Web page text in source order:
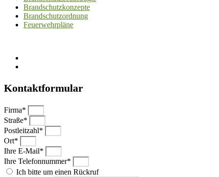
Brandschutzkonzepte
Brandschutzordnung
Feuerwehrpläne
Kontaktformular
Firma*
Straße*
Postleitzahl*
Ort*
Ihre E-Mail*
Ihre Telefonnummer*
Ich bitte um einen Rückruf